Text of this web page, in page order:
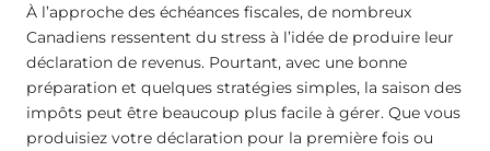
À l’approche des échéances fiscales, de nombreux
Canadiens ressentent du stress à l’idée de produire leur
déclaration de revenus. Pourtant, avec une bonne
préparation et quelques stratégies simples, la saison des
impôts peut être beaucoup plus facile à gérer. Que vous
produisiez votre déclaration pour la première fois ou